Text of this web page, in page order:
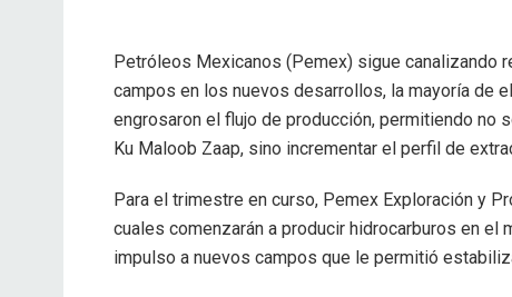
Petróleos Mexicanos (Pemex) sigue canalizando
campos en los nuevos desarrollos, la mayoría de
engrosaron el flujo de producción, permitiendo no
Ku Maloob Zaap, sino incrementar el perfil de
Para el trimestre en curso, Pemex Exploración y
cuales comenzarán a producir hidrocarburos en
impulso a nuevos campos que le permitió